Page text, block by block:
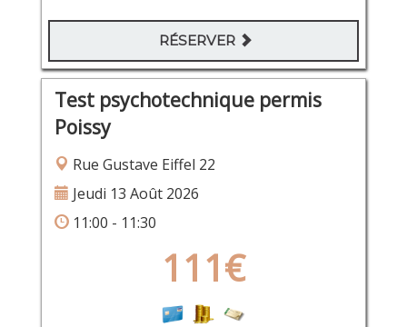
RÉSERVER
Test psychotechnique permis
Poissy
Rue Gustave Eiffel 22
Jeudi 13 Août 2026
11:00 - 11:30
111€